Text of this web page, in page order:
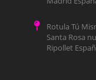
Rotula Tú
Santa Rosa
Ripollet